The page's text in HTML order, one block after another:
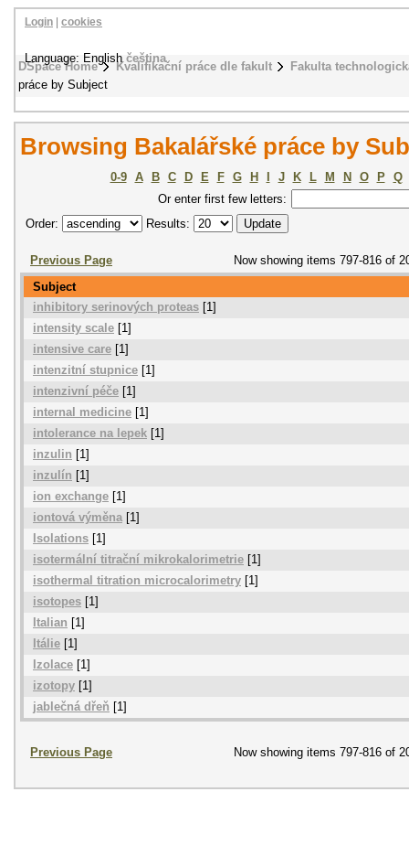
DSpace Home Kvalifikační práce dle fakult
Fakulta
práce by Subject
Login cookies
Language: Englishčeština
Browsing Bakalářské práce by
0-9 A B C D E F G H J K L M N O P
Q
Or enter first few letters:
Order:
Results:
Previous Page
Now showing items 797-816 of
Subject
inhibitory serinových proteas [1]
intensity scale [1]
intensive care [1]
intenzitní stupnice [1]
intenzivní péče [1]
internal medicine [1]
intolerance na lepek [1]
inzulin [1]
inzulín [1]
ion exchange [1]
iontová výměna [1]
Isolations [1]
isotermální titrační mikrokalorimetrie [1]
isothermal titration microcalorimetry [1]
isotopes [1]
Italian [1]
Itálie [1]
Izolace [1]
izotopy [1]
jablečná dřeň [1]
Previous Page Now showing items 797-816 of